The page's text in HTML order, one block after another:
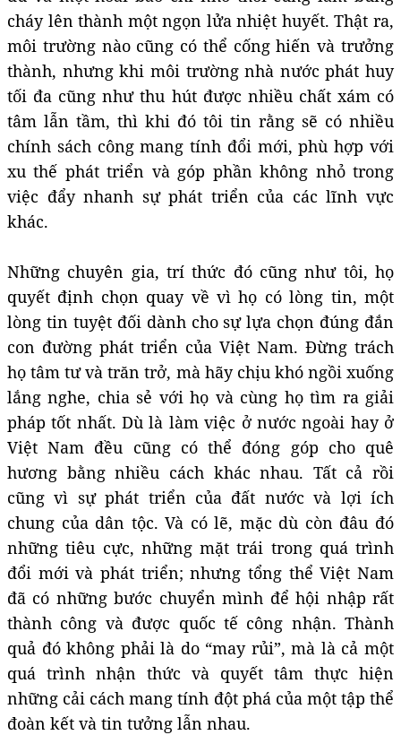
cháy lên thành một ngọn lửa nhiệt huyết. Thật ra,
môi trường nào cũng có thể cống hiến và trưởng
thành, nhưng khi môi trường nhà nước phát huy
tối đa cũng như thu hút được nhiều chất xám có
tâm lẫn tầm, thì khi đó tôi tin rằng sẽ có nhiều
chính sách công mang tính đổi mới, phù hợp với
xu thế phát triển và góp phần không nhỏ trong
việc đẩy nhanh sự phát triển của các lĩnh vực
khác.
Những chuyên gia, trí thức đó cũng như tôi, họ
quyết định chọn quay về vì họ có lòng tin, một
lòng tin tuyệt đối dành cho sự lựa chọn đúng đắn
con đường phát triển của Việt Nam. Đừng trách
họ tâm tư và trăn trở, mà hãy chịu khó ngồi xuống
lắng nghe, chia sẻ với họ và cùng họ tìm ra giải
pháp tốt nhất. Dù là làm việc ở nước ngoài hay ở
Việt Nam đều cũng có thể đóng góp cho quê
hương bằng nhiều cách khác nhau. Tất cả rồi
cũng vì sự phát triển của đất nước và lợi ích
chung của dân tộc. Và có lẽ, mặc dù còn đâu đó
những tiêu cực, những mặt trái trong quá trình
đổi mới và phát triển; nhưng tổng thể Việt Nam
đã có những bước chuyển mình để hội nhập rất
thành công và được quốc tế công nhận. Thành
quả đó không phải là do “may rủi”, mà là cả một
quá trình nhận thức và quyết tâm thực hiện
những cải cách mang tính đột phá của một tập thể
đoàn kết và tin tưởng lẫn nhau.